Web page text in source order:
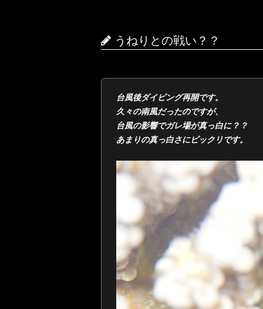
うねりとの戦い？？
台風後ダイビング再開です。
久々の南風だったのですが、
台風の影響でガレ場が真っ白に？？
あまりの真っ白さにビックリです。